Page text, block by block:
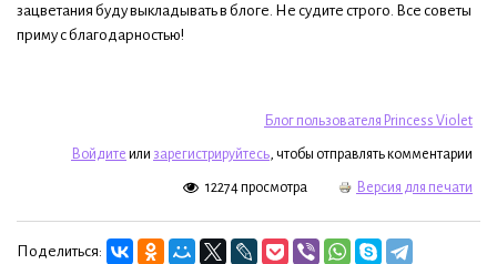
зацветания буду выкладывать в блоге. Не судите строго. Все советы
приму с благодарностью!
Блог пользователя Princess Violet
Войдите или зарегистрируйтесь, чтобы отправлять комментарии
12274 просмотра Версия для печати
Поделиться: